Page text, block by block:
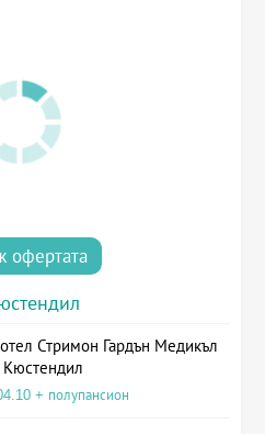
офертата
Стримон Гардън Медикъл
+ полупансион